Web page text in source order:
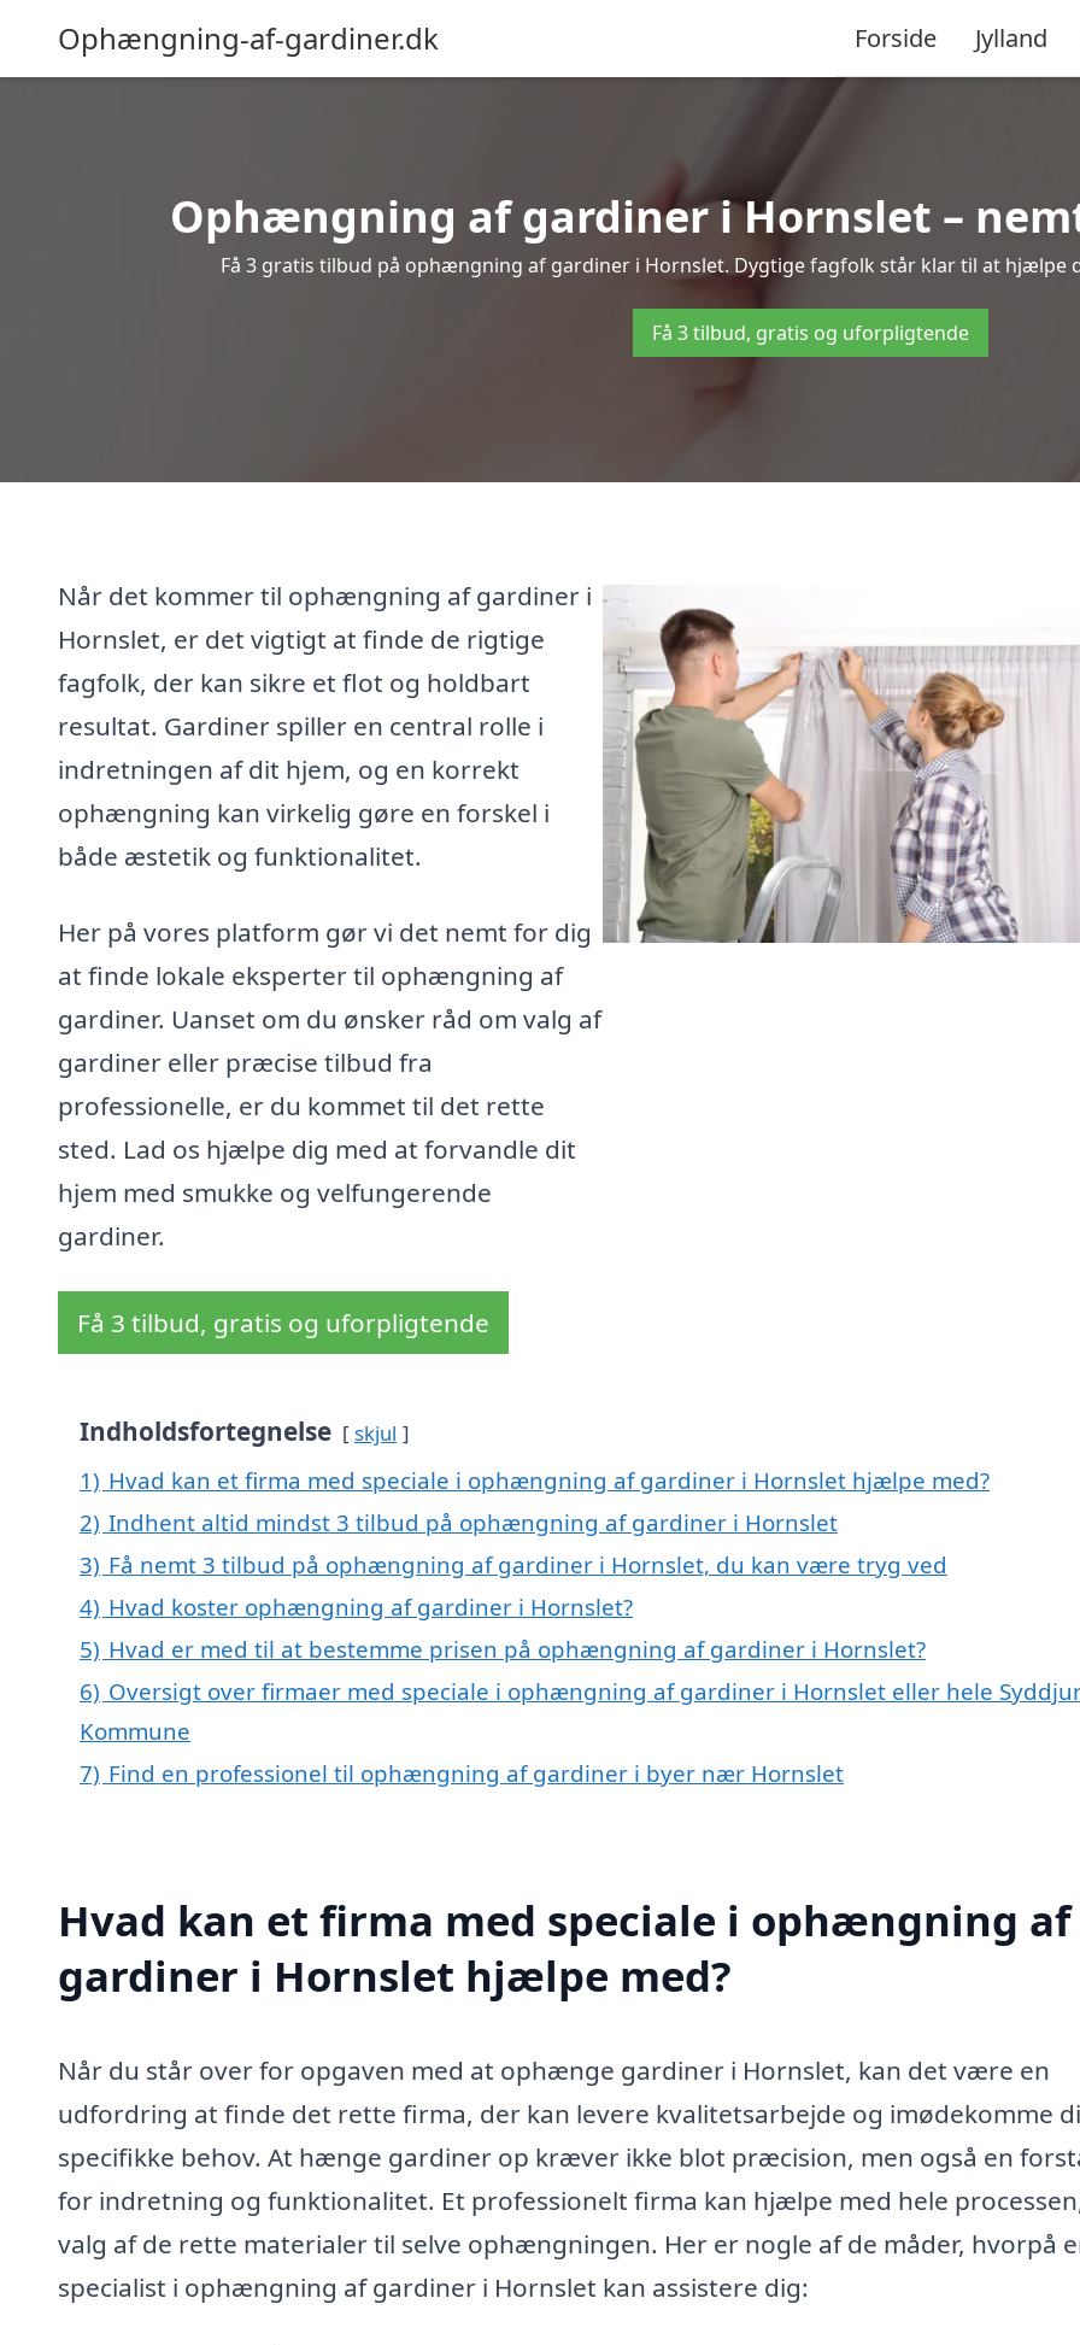
Ophængning-af-gardiner.dk Forside Jylland
Ophængning af gardiner i Hornslet –
Få 3 gratis tilbud på ophængning af gardiner i Hornslet. Dygtige fagfolk står klar til at hjælpe
Få 3 tilbud, gratis og uforpligtende
Når det kommer til ophængning af gardiner i
Hornslet, er det vigtigt at finde de rigtige
fagfolk, der kan sikre et flot og holdbart
resultat. Gardiner spiller en central rolle i
indretningen af dit hjem, og en korrekt
ophængning kan virkelig gøre en forskel i
både æstetik og funktionalitet.
Her på vores platform gør vi det nemt for dig
at finde lokale eksperter til ophængning af
gardiner. Uanset om du ønsker råd om valg af
gardiner eller præcise tilbud fra
professionelle, er du kommet til det rette
sted. Lad os hjælpe dig med at forvandle dit
hjem med smukke og velfungerende
gardiner.
Få 3 tilbud, gratis og uforpligtende
Indholdsfortegnelse skjul
1) Hvad kan et firma med speciale i ophængning af gardiner i Hornslet hjælpe med?
2) Indhent altid mindst 3 tilbud på ophængning af gardiner i Hornslet
3) Få nemt 3 tilbud på ophængning af gardiner i Hornslet, du kan være tryg ved
4) Hvad koster ophængning af gardiner i Hornslet?
5) Hvad er med til at bestemme prisen på ophængning af gardiner i Hornslet?
6) Oversigt over firmaer med speciale i ophængning af gardiner i Hornslet eller hele
Kommune
7) Find en professionel til ophængning af gardiner i byer nær Hornslet
Hvad kan et firma med speciale i ophængning af
gardiner i Hornslet hjælpe med?
Når du står over for opgaven med at ophænge gardiner i Hornslet, kan det være en
udfordring at finde det rette firma, der kan levere kvalitetsarbejde og imødekomme
specifikke behov. At hænge gardiner op kræver ikke blot præcision, men også en
for indretning og funktionalitet. Et professionelt firma kan hjælpe med hele
valg af de rette materialer til selve ophængningen. Her er nogle af de måder, hvorpå
specialist i ophængning af gardiner i Hornslet kan assistere dig: